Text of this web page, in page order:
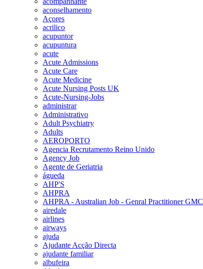
aconselhamento
Açores
acrilico
acupuntor
acupuntura
acute
Acute Admissions
Acute Care
Acute Medicine
Acute Nursing Posts UK
Acute-Nursing-Jobs
administrar
Administrativo
Adult Psychiatry
Adults
AEROPORTO
Agencia Recrutamento Reino Unido
Agency Job
Agente de Geriatria
águeda
AHP'S
AHPRA
AHPRA - Australian Job - Genral Practitioner GMC
airedale
airlines
airways
ajuda
Ajudante Acção Directa
ajudante familiar
albufeira